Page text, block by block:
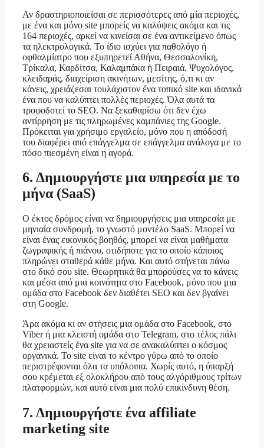
Αν δραστηριοποιείσαι σε περισσότερες από μία περιοχές,
με ένα και μόνο site μπορείς να καλύψεις ακόμα και τις
164 περιοχές, αρκεί να κινείσαι σε ένα αντικείμενο όπως
τα ηλεκτρολογικά. Το ίδιο ισχύει για παθολόγο ή
οφθαλμίατρο που εξυπηρετεί Αθήνα, Θεσσαλονίκη,
Τρίκαλα, Καρδίτσα, Καλαμπάκα ή Πειραιά. Ψυχολόγος,
κλειδαράς, διαχείριση ακινήτων, μεσίτης, ό,τι κι αν
κάνεις, χρειάζεσαι τουλάχιστον ένα τοπικό site και ιδανικά
ένα που να καλύπτει πολλές περιοχές. Όλα αυτά τα
τροφοδοτεί το SEO. Να ξεκαθαρίσω ότι δεν έχω
αντίρρηση με τις πληρωμένες καμπάνιες της Google.
Πρόκειται για χρήσιμο εργαλείο, μόνο που η απόδοσή
του διαφέρει από επάγγελμα σε επάγγελμα ανάλογα με το
πόσο πιεσμένη είναι η αγορά.
6. Δημιουργήστε μια υπηρεσία με το
μήνα (SaaS)
Ο έκτος δρόμος είναι να δημιουργήσεις μια υπηρεσία με
μηνιαία συνδρομή, το γνωστό μοντέλο SaaS. Μπορεί να
είναι ένας εικονικός βοηθός, μπορεί να είναι μαθήματα
ζωγραφικής ή πιάνου, οτιδήποτε για το οποίο κάποιος
πληρώνει σταθερά κάθε μήνα. Και αυτό στήνεται πάνω
στο δικό σου site. Θεωρητικά θα μπορούσες να το κάνεις
και μέσα από μια κοινότητα στο Facebook, μόνο που μια
ομάδα στο Facebook δεν διαθέτει SEO και δεν βγαίνει
στη Google.
Άρα ακόμα κι αν στήσεις μια ομάδα στο Facebook, στο
Viber ή μια κλειστή ομάδα στο Telegram, στο τέλος πάλι
θα χρειαστείς ένα site για να σε ανακαλύπτει ο κόσμος
οργανικά. Το site είναι το κέντρο γύρω από το οποίο
περιστρέφονται όλα τα υπόλοιπα. Χωρίς αυτό, η ύπαρξή
σου κρέμεται εξ ολοκλήρου από τους αλγόριθμους τρίτων
πλατφορμών, και αυτό είναι μια πολύ επικίνδυνη θέση.
7. Δημιουργήστε ένα affiliate
marketing site